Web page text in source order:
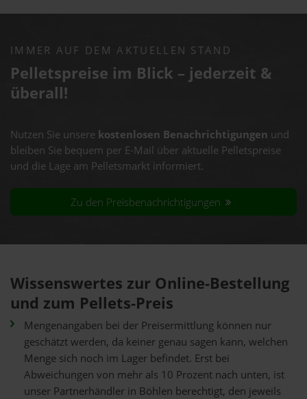
IMMER AUF DEM AKTUELLEN STAND
Pelletspreise im Blick – jederzeit &
überall!
Nutzen Sie unsere kostenlosen Benachrichtigungen und
bleiben Sie bequem per E-Mail über aktuelle Pelletspreise
und die Lage am Pelletsmarkt informiert.
Zu den Preisbenachrichtigungen
Wissenswertes zur Online-Bestellung
und zum Pellets-Preis
Mengenangaben bei der Preisermittlung können nur
geschätzt werden, da keiner genau sagen kann, welchen
Menge sich noch im Lager befindet. Erst bei
Abweichungen von mehr als 10 Prozent nach unten, ist
unser Partnerhändler in Böhlen berechtigt, den jeweils